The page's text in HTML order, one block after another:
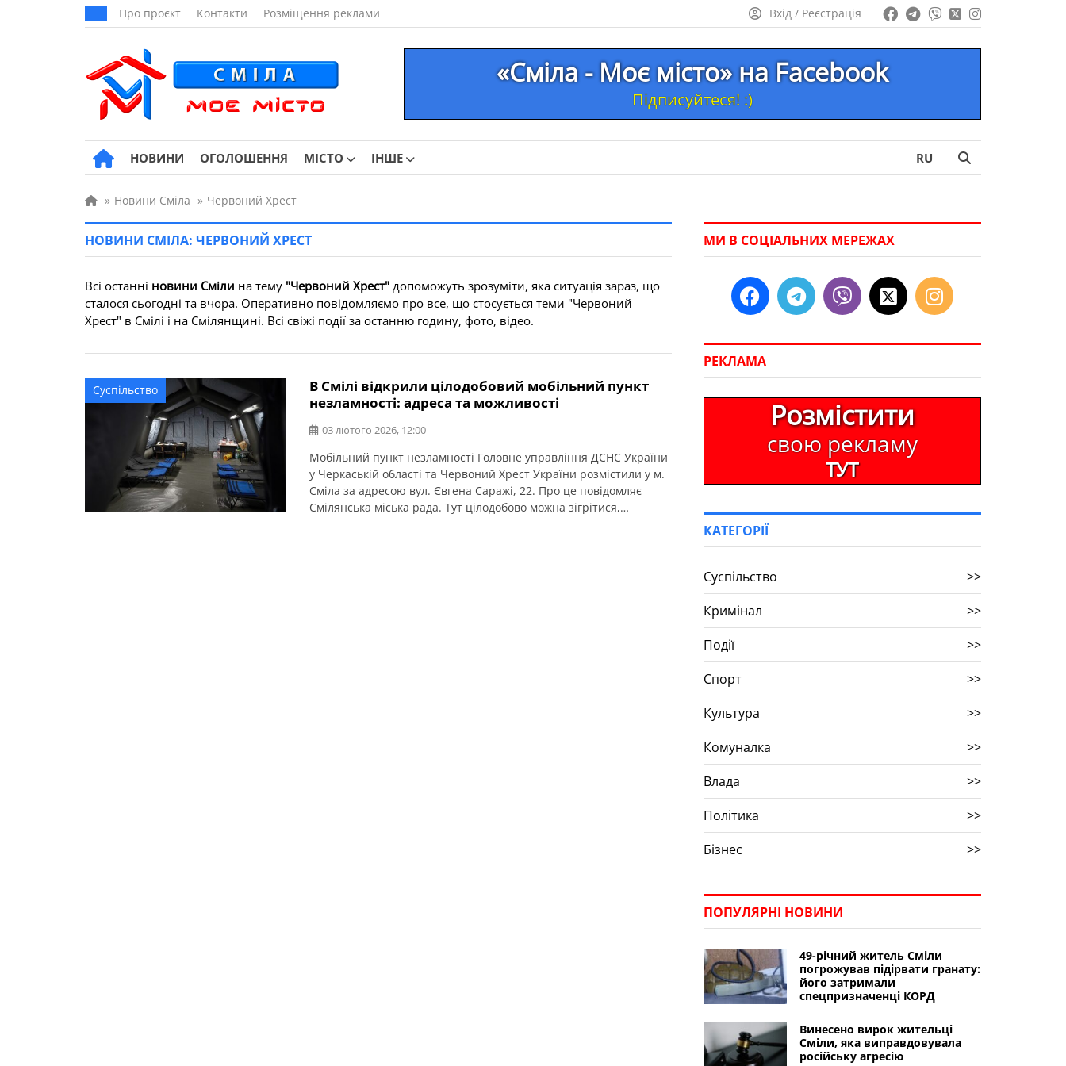
Про проєкт Контакти Розміщення реклами Вхід / Реєстрація
«Сміла - Моє місто» на Facebook
Підписуйтеся! :)
НОВИНИ ОГОЛОШЕННЯ МІСТО ІНШЕ RU
» Новини Сміла » Червоний Хрест
НОВИНИ СМІЛА: ЧЕРВОНИЙ ХРЕСТ
Всі останні новини Сміли на тему "Червоний Хрест" допоможуть зрозуміти, яка ситуація зараз, що
сталося сьогодні та вчора. Оперативно повідомляємо про все, що стосується теми "Червоний
Хрест" в Смілі і на Смілянщині. Всі свіжі події за останню годину, фото, відео.
Суспільство
В Смілі відкрили цілодобовий мобільний пункт
незламності: адреса та можливості
03 лютого 2026, 12:00
Мобільний пункт незламності Головне управління ДСНС України
у Черкаській області та Червоний Хрест України розмістили у м.
Сміла за адресою вул. Євгена Саражі, 22. Про це повідомляє
Смілянська міська рада. Тут цілодобово можна зігрітися,
МИ В СОЦІАЛЬНИХ МЕРЕЖАХ
РЕКЛАМА
Розмістити
свою рекламу
ТУТ
КАТЕГОРІЇ
Суспільство
>>
Кримінал
>>
Події
>>
Спорт
>>
Культура
>>
Комуналка
>>
Влада
>>
Політика
>>
Бізнес
>>
ПОПУЛЯРНІ НОВИНИ
49-річний житель Сміли
погрожував підірвати гранату:
його затримали
спецпризначенці КОРД
Винесено вирок жительці
Сміли, яка виправдовувала
російську агресію